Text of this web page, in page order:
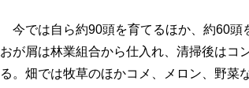
今では自ら約90頭を育てるほか、約60頭
おが屑は林業組合から仕入れ、清掃後はコ
る。畑では牧草のほかコメ、メロン、野菜